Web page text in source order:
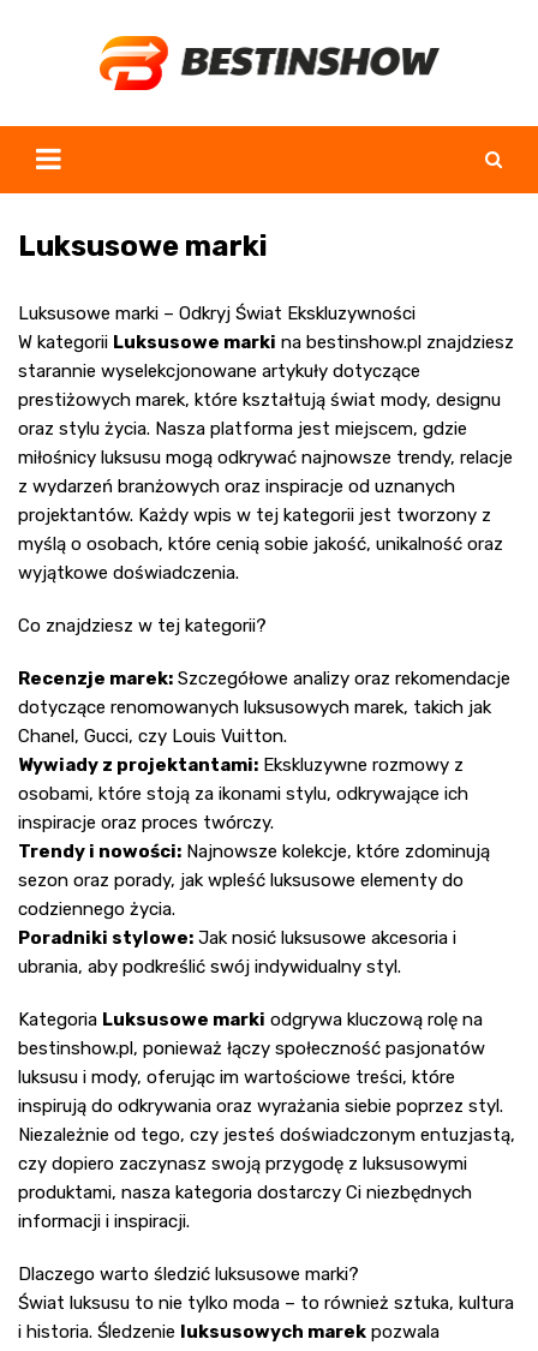
Luksusowe marki
Luksusowe marki – Odkryj Świat Ekskluzywności
W kategorii Luksusowe marki na bestinshow.pl znajdziesz
starannie wyselekcjonowane artykuły dotyczące
prestiżowych marek, które kształtują świat mody, designu
oraz stylu życia. Nasza platforma jest miejscem, gdzie
miłośnicy luksusu mogą odkrywać najnowsze trendy, relacje
z wydarzeń branżowych oraz inspiracje od uznanych
projektantów. Każdy wpis w tej kategorii jest tworzony z
myślą o osobach, które cenią sobie jakość, unikalność oraz
wyjątkowe doświadczenia.
Co znajdziesz w tej kategorii?
Recenzje marek: Szczegółowe analizy oraz rekomendacje
dotyczące renomowanych luksusowych marek, takich jak
Chanel, Gucci, czy Louis Vuitton.
Wywiady z projektantami: Ekskluzywne rozmowy z
osobami, które stoją za ikonami stylu, odkrywające ich
inspiracje oraz proces twórczy.
Trendy i nowości: Najnowsze kolekcje, które zdominują
sezon oraz porady, jak wpleść luksusowe elementy do
codziennego życia.
Poradniki stylowe: Jak nosić luksusowe akcesoria i
ubrania, aby podkreślić swój indywidualny styl.
Kategoria Luksusowe marki odgrywa kluczową rolę na
bestinshow.pl, ponieważ łączy społeczność pasjonatów
luksusu i mody, oferując im wartościowe treści, które
inspirują do odkrywania oraz wyrażania siebie poprzez styl.
Niezależnie od tego, czy jesteś doświadczonym entuzjastą,
czy dopiero zaczynasz swoją przygodę z luksusowymi
produktami, nasza kategoria dostarczy Ci niezbędnych
informacji i inspiracji.
Dlaczego warto śledzić luksusowe marki?
Świat luksusu to nie tylko moda – to również sztuka, kultura
i historia. Śledzenie luksusowych marek pozwala